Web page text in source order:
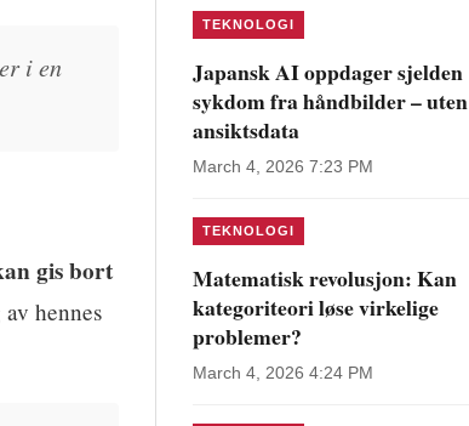
i en
gis bort
hennes
TEKNOLOGI
Japansk AI oppdager sjelden
sykdom fra håndbilder – uten
ansiktsdata
March 4, 2026 7:23 PM
TEKNOLOGI
Matematisk revolusjon: Kan
kategoriteori løse virkelige
problemer?
March 4, 2026 4:24 PM